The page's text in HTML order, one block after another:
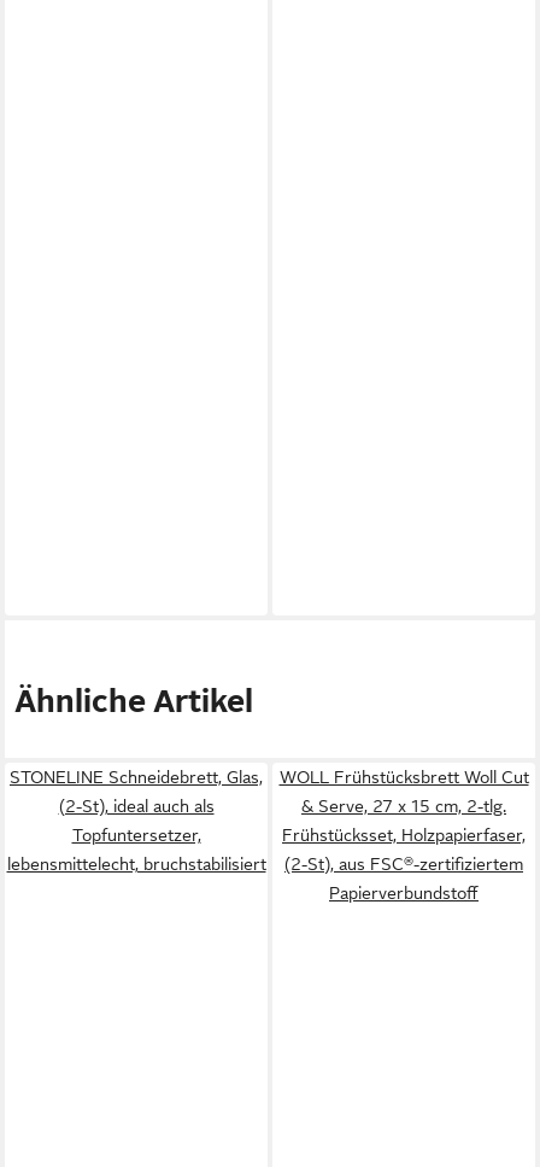
Ähnliche Artikel
STONELINE Schneidebrett, Glas,
(2-St), ideal auch als
Topfuntersetzer,
lebensmittelecht, bruchstabilisiert
WOLL Frühstücksbrett Woll Cut
& Serve, 27 x 15 cm, 2-tlg.
Frühstücksset, Holzpapierfaser,
(2-St), aus FSC®-zertifiziertem
Papierverbundstoff